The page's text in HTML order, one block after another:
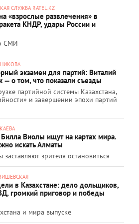
СЛУЖБА RATEL.KZ
«взрослые развлечения» в
КНДР, удары России и
СМИ
экзамен для партий: Виталий
— о том, что показали съезды
партийной системы Казахстана,
и завершении эпохи партий
Виолы ищут на картах мира.
искать Алматы
заставляют зрителя остановиться
в Казахстане: дело дольщиков,
громкий приговор и победы
и мира выпуске